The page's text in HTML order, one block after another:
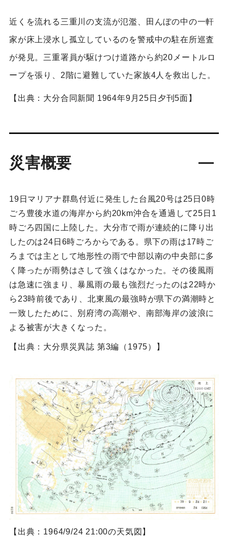
近くを流れる三重川の支流が氾濫、田んぼの中の一軒
家が床上浸水し孤立しているのを警戒中の駐在所巡査
が発見。三重署員が駆けつけ道路から約20メートルロ
ープを張り、2階に避難していた家族4人を救出した。
【出典：大分合同新聞 1964年9月25日夕刊5面】
災害概要
19日マリアナ群島付近に発生した台風20号は25日0時
ごろ豊後水道の海岸から約20km沖合を通過して25日1
時ごろ四国に上陸した。大分市で雨が連続的に降り出
したのは24日6時ごろからである。県下の雨は17時ご
ろまでは主として地形性の雨で中部以南の中央部に多
く降ったが雨勢はさして強くはなかった。その後風雨
は急速に強まり、暴風雨の最も強烈だったのは22時か
ら23時前後であり、北東風の最強時が県下の満潮時と
一致したために、別府湾の高潮や、南部海岸の波浪に
よる被害が大きくなった。
【出典：大分県災異誌 第3編（1975）】
【出典：1964/9/24 21:00の天気図】